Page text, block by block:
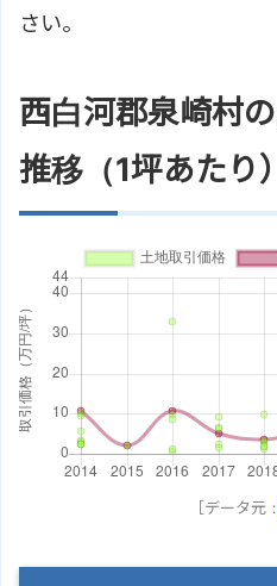
さい。
西白河郡泉崎村
推移（1坪あたり）
［データ元：